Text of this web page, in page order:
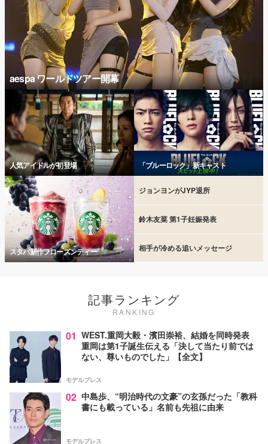
aespa ワールドツアー開幕
人気アイドルが初登場 「ブルーロック」新キャスト
スタバ新作フローズンティー
ジョンヨンがJYP退所
鈴木友菜 第1子妊娠発表
相手が冷める追いメッセージ
記事ランキング
RANKING
01 WEST.重岡大毅・濱田崇裕、結婚を同時発表
重岡は第1子誕生伝える「決して当たり前では
ない、尊いものでした」【全文】
モデルプレス
02 中島歩、“明治時代の文豪”の玄孫だった「教科
書にも載っている」名前も先祖に由来
モデルプレス